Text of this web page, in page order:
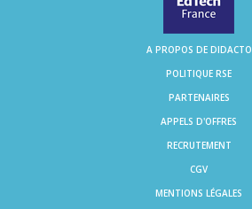
A PROPOS DE DIDACTO
POLITIQUE RSE
PARTENAIRES
APPELS D'OFFRES
RECRUTEMENT
CGV
MENTIONS LÉGALES